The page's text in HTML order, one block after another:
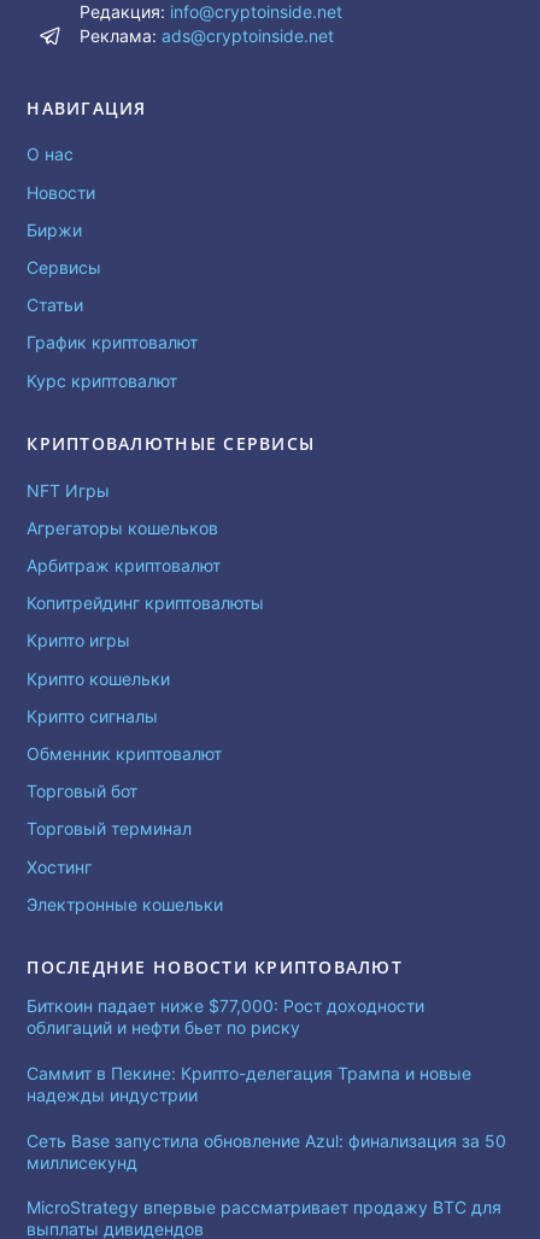
Редакция: info@cryptoinside.net
Реклама:ads@cryptoinside.net
НАВИГАЦИЯ
О нас
Новости
Биржи
Сервисы
Статьи
График криптовалют
Курс криптовалют
КРИПТОВАЛЮТНЫЕ СЕРВИСЫ
NFT Игры
Агрегаторы кошельков
Арбитраж криптовалют
Копитрейдинг криптовалюты
Крипто игры
Крипто кошельки
Крипто сигналы
Обменник криптовалют
Торговый бот
Торговый терминал
Хостинг
Электронные кошельки
ПОСЛЕДНИЕ НОВОСТИ КРИПТОВАЛЮТ
Биткоин падает ниже $77,000: Рост доходности
облигаций и нефти бьет по риску
Саммит в Пекине: Крипто-делегация Трампа и новые
надежды индустрии
Сеть Base запустила обновление Azul: финализация за 50
миллисекунд
MicroStrategy впервые рассматривает продажу BTC для
выплаты дивидендов